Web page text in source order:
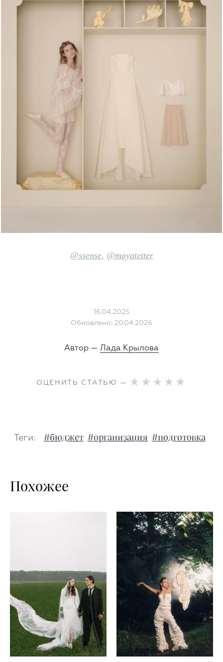
@ssense, @mayatetter
16.04.2025
Обновлено: 20.04.2026
Автор — Лада Крылова
ОЦЕНИТЬ СТАТЬЮ —
Теги: #бюджет #организация #подготовка
Похожее